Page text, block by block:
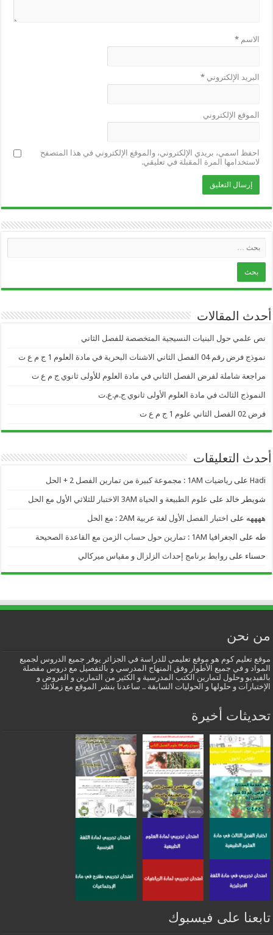
الاسم*
البريد الإلكتروني*
الموقع الإلكتروني
احفظ اسمي، بريدي الإلكتروني، والموقع الإلكتروني في هذا المتصفح
لاستخدامها المرة المقبلة في تعليقي.
أحدث المقالات
نص علمي حول البنيات النسيجية المتخصصة للفصل الثاني
نموذج فرض رقم 04 الفصل الثاني الاشنات البحرية في مادة العلوم 1 ج م ع ت
مراجعة شاملة لفرض الفصل الثاني في مادة العلوم للأولى ثانوي ج م ع ت
النموذج الثالث في مادة العلوم الأولى ثانوي ج.م.ع.ت
فرض 02 الفصل الثاني علوم 1 ج م ع ت
أحدث التعليقات
Hadi علىرياضيات 1AM : مجموعة كبيرة من تمارين الفصل 2 + الحل
شويطر خالد على علوم الطبيعة و الحياة 3AM الاختبار للثلاثي الأول مع الحل
ههههه على اختبار الفصل الأول لغة عربية 2AM : مع الحل
طه على الجغرافيا 1AM : تمارين حول حساب الزمن مع القاعدة الصحيحة
حسناء علىروابط برنامج إحداث الزلزال و مقياس ميركالي
من نحن
موقع تعليم كوم هو موقع تعليمي للدراسة في الجزائر يوفر جميع الدروس لجميع
المواد و في جميع الأطوار وفق المنهاج المدرسي و بالتفصيل مع دروس مفصلة
بالفيديو وحلول لتمارين الكتب المدرسية و الكثير من التمارين و الفروض و
الإختبارات و حلولها و الحوليات السابقة .. ساعدنا بنشر الموقع مع زملائك
تحديثات أخيرة
تابعنا على فيسبوك